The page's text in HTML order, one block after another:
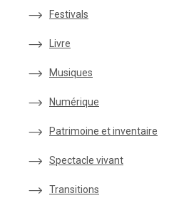
Festivals
Livre
Musiques
Numérique
Patrimoine et inventaire
Spectacle vivant
Transitions